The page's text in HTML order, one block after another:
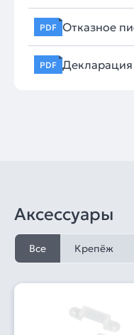
PDF Отказное
PDF Декларация
Аксессуары
Все Крепёж